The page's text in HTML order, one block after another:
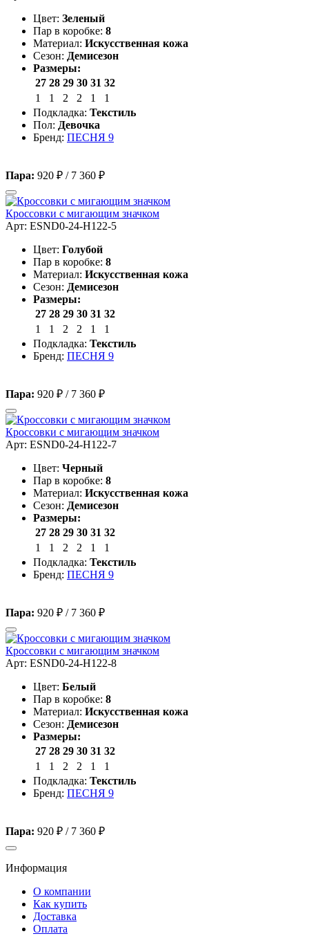
Цвет: Зеленый
Пар в коробке: 8
Материал: Искусственная кожа
Сезон: Демисезон
Размеры:
27 28 29 30 31 32
1
1 2 2 1
1
Подкладка: Текстиль
Пол: Девочка
Бренд: ПЕСНЯ 9
Пара: 920 ₽ / 7 360 ₽
Кроссовки с мигающим значком
Арт: ESND0-24-H122-5
Цвет: Голубой
Пар в коробке: 8
Материал: Искусственная кожа
Сезон: Демисезон
Размеры:
27 28 29 30 31 32
1
1 2 2 1
1
Подкладка: Текстиль
Бренд: ПЕСНЯ 9
Пара: 920 ₽ / 7 360 ₽
Кроссовки с мигающим значком
Арт: ESND0-24-H122-7
Цвет: Черный
Пар в коробке: 8
Материал: Искусственная кожа
Сезон: Демисезон
Размеры:
27 28 29 30 31 32
1
1 2 2 1
1
Подкладка: Текстиль
Бренд: ПЕСНЯ 9
Пара: 920 ₽ / 7 360 ₽
Кроссовки с мигающим значком
Арт: ESND0-24-H122-8
Цвет: Белый
Пар в коробке: 8
Материал: Искусственная кожа
Сезон: Демисезон
Размеры:
27 28 29 30 31 32
1
1 2 2 1
1
Подкладка: Текстиль
Бренд: ПЕСНЯ 9
Пара: 920 ₽ / 7 360 ₽
Информация
О компании
Как купить
Доставка
Оплата